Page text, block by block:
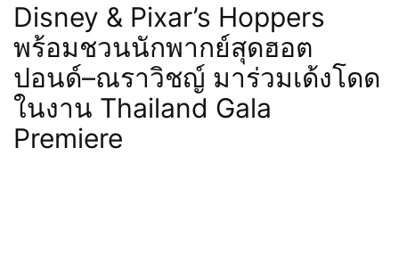
Disney & Pixar’s Hoppers
พร้อมชวนนักพากย์สุดฮอต
ปอนด์–ณราวิชญ์ มาร่วมเด้งโดด
ในงาน Thailand Gala
Premiere